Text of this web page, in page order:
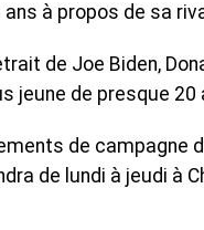
à propos de sa
de Joe Biden,
jeune de presque 20
de
de lundi à jeudi à